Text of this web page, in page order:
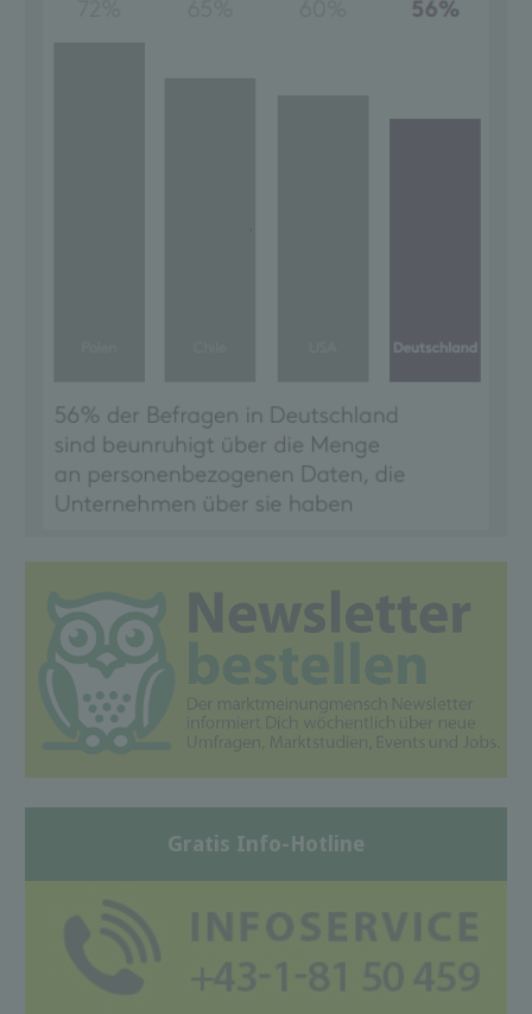
Gratis Info-Hotline